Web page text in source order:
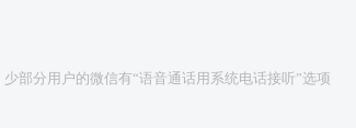
少部分用户的微信有“语音通话用系统电话接听”选项